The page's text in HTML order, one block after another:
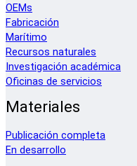
OEMs
Fabricación
Marítimo
Recursos naturales
Investigación académica
Oficinas de servicios
Materiales
Publicación completa
En desarrollo